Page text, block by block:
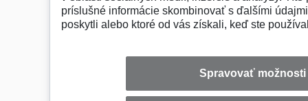
príslušné informácie skombinovať s ďalšími
poskytli alebo ktoré od vás získali, keď ste
Spravovať možnosti